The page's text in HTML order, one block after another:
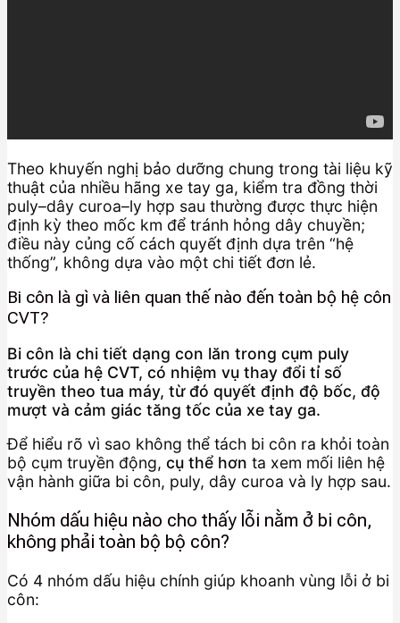
Theo khuyến nghị bảo dưỡng chung trong tài liệu kỹ
thuật của nhiều hãng xe tay ga, kiểm tra đồng thời
puly–dây curoa–ly hợp sau thường được thực hiện
định kỳ theo mốc km để tránh hỏng dây chuyền;
điều này củng cố cách quyết định dựa trên “hệ
thống”, không dựa vào một chi tiết đơn lẻ.
Bi côn là gì và liên quan thế nào đến toàn bộ hệ côn
CVT?
Bi côn là chi tiết dạng con lăn trong cụm puly
trước của hệ CVT, có nhiệm vụ thay đổi tỉ số
truyền theo tua máy, từ đó quyết định độ bốc, độ
mượt và cảm giác tăng tốc của xe tay ga.
Để hiểu rõ vì sao không thể tách bi côn ra khỏi toàn
bộ cụm truyền động, cụ thể hơn ta xem mối liên hệ
vận hành giữa bi côn, puly, dây curoa và ly hợp sau.
Nhóm dấu hiệu nào cho thấy lỗi nằm ở bi côn,
không phải toàn bộ bộ côn?
Có 4 nhóm dấu hiệu chính giúp khoanh vùng lỗi ở bi
côn: